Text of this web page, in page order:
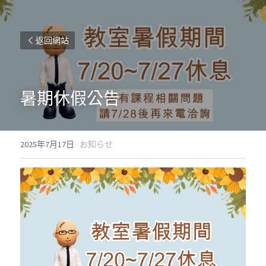
返回網站
暑期休假公告
2025年7月17日 · お知らせ